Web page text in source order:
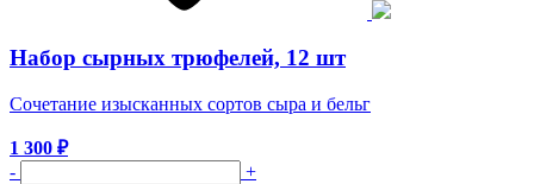
Набор сырных трюфелей, 12 шт
Сочетание изысканных сортов сыра и бельг
1 300 ₽
-
+